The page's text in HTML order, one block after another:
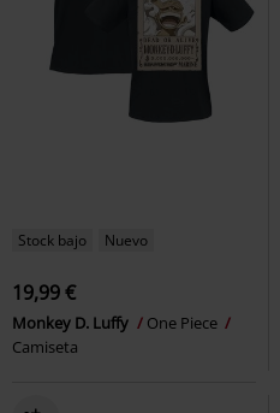
Stock bajo Nuevo
19,99 €
Monkey D. Luffy
One Piece
Camiseta